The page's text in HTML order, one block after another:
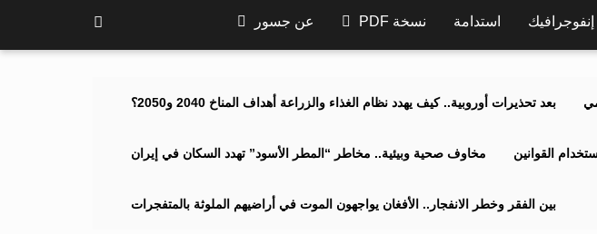
إنفوجرافيك استدامة نسخة PDF عن جسور
بعد تحذيرات أوروبية.. كيف يهدد نظام الغذاء والزراعة أهداف المناخ 2040 و2050؟
مخاوف صحية وبيئية.. مخاطر “المطر الأسود” تهدد السكان في إيران القوانين
بين الفقر وخطر الانفجار.. الأفغان يواجهون الموت في أراضيهم الملوثة بالمتفجرات